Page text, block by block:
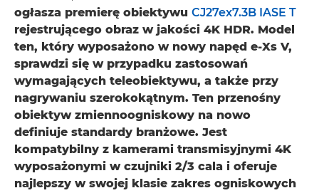
ogłasza premierę obiektywu CJ27ex7.3B IASE T
rejestrującego obraz w jakości 4K HDR. Model
ten, który wyposażono w nowy napęd e-Xs V,
sprawdzi się w przypadku zastosowań
wymagających teleobiektywu, a także przy
nagrywaniu szerokokątnym. Ten przenośny
obiektyw zmiennoogniskowy na nowo
definiuje standardy branżowe. Jest
kompatybilny z kamerami transmisyjnymi 4K
wyposażonymi w czujniki 2/3 cala i oferuje
najlepszy w swojej klasie zakres ogniskowych